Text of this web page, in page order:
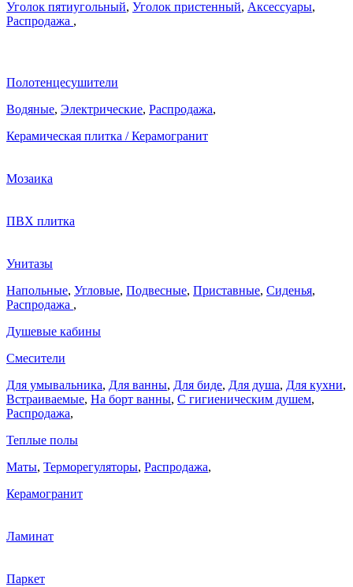
Уголок пятиугольный, Уголок пристенный, Аксессуары,
Распродажа ,
Полотенцесушители
Водяные, Электрические, Распродажа,
Керамическая плитка / Керамогранит
Мозаика
ПВХ плитка
Унитазы
Напольные, Угловые, Подвесные, Приставные, Сиденья,
Распродажа ,
Душевые кабины
Смесители
Для умывальника, Для ванны, Для биде, Для душа, Для кухни,
Встраиваемые, На борт ванны, C гигиеническим душем,
Распродажа,
Теплые полы
Маты, Терморегуляторы, Распродажа,
Керамогранит
Ламинат
Паркет